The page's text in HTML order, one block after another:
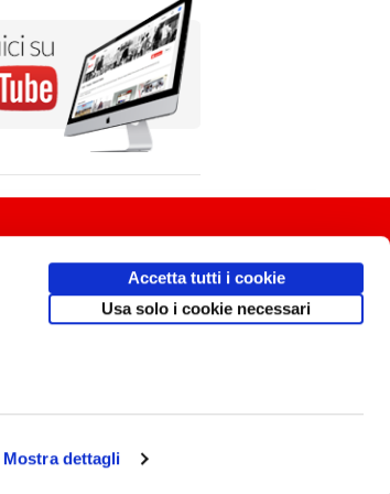
Mostra dettagli
Accetta tutti i cookie
Usa solo i cookie necessari
communication.it/ Mobile friendly